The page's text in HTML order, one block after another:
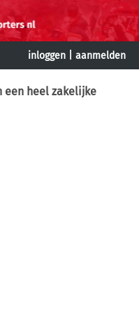
inloggen aanmelden
een heel zakelijke